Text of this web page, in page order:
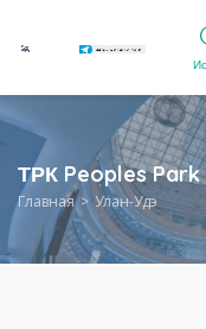
ТРК Peoples Park
Главная Улан-Удэ